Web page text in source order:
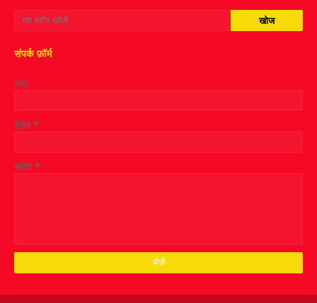
संपर्क फ़ॉर्म
नाम
ईमेल*
संदेश *